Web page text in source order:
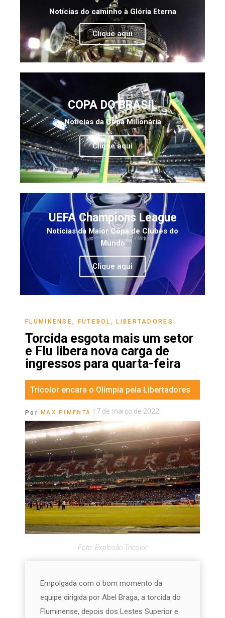
Notícias do caminho à Glória Eterna
Clique aqui
COPA DO BRASIL
Notícias da Copa Milionária
Clique aqui
UEFA Champions League
Notícias da Maior Copa de Clubes do
Mundo
Clique aqui
FLUMINENSE FUTEBOL ,LIBERTADORES
Torcida esgota mais um setor
e Flu libera nova carga de
ingressos para quarta-feira
Tricolor encara o Olimpia pela Libertadores
Por MAX PIMENTA 7 de março de 2022
Foto: Explosão Tricolor
Empolgada com o bom momento da
equipe dirigida por Abel Braga, a torcida do
Fluminense, depois dos Lestes Superior e